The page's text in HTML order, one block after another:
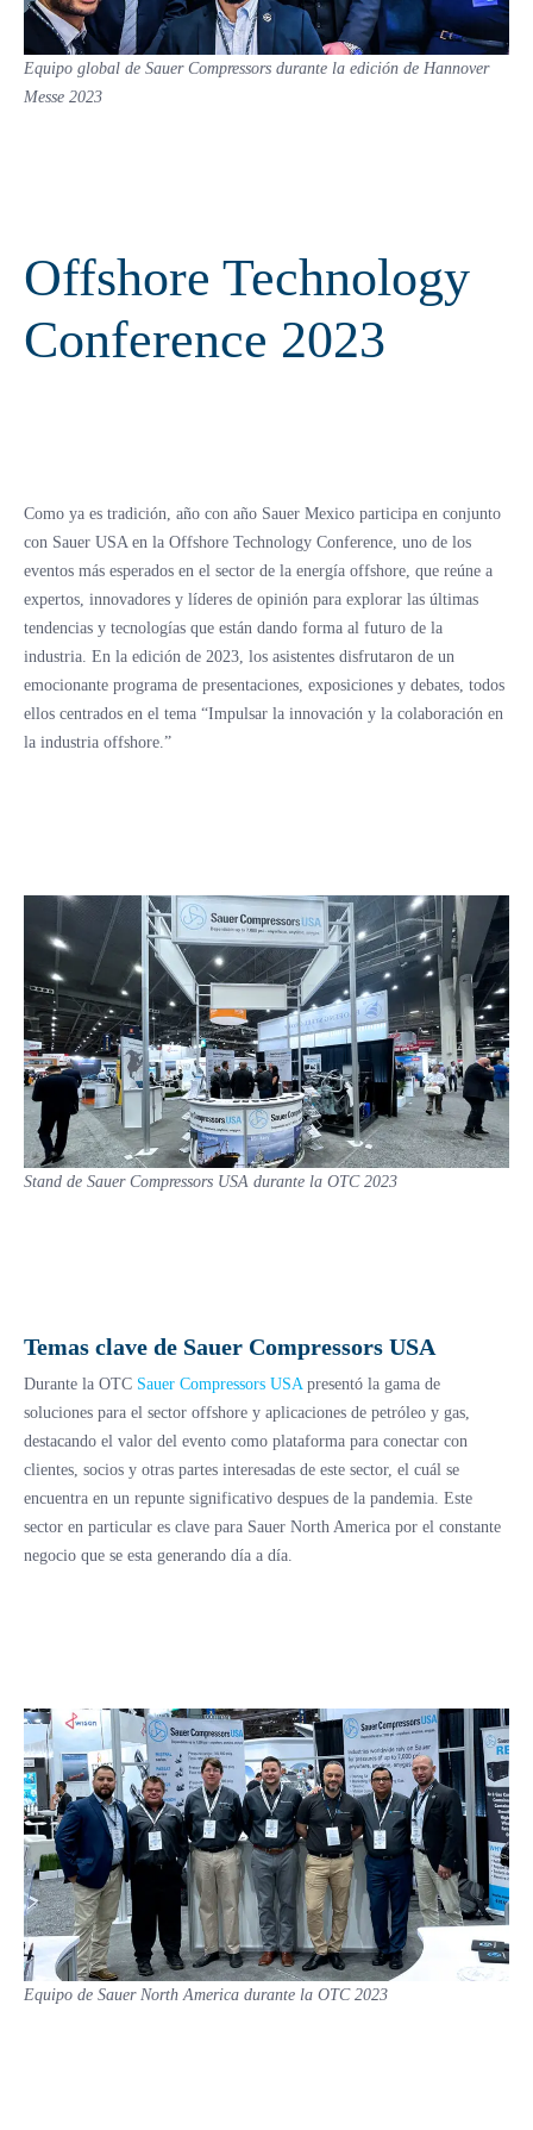
Equipo global de Sauer Compressors durante la edición de Hannover
Messe 2023
Offshore Technology
Conference 2023
Como ya es tradición, año con año Sauer Mexico participa en conjunto
con Sauer USA en la Offshore Technology Conference, uno de los
eventos más esperados en el sector de la energía offshore, que reúne a
expertos, innovadores y líderes de opinión para explorar las últimas
tendencias y tecnologías que están dando forma al futuro de la
industria. En la edición de 2023, los asistentes disfrutaron de un
emocionante programa de presentaciones, exposiciones y debates, todos
ellos centrados en el tema “Impulsar la innovación y la colaboración en
la industria offshore.”
Stand de Sauer Compressors USA durante la OTC 2023
Temas clave de Sauer Compressors USA
Durante la OTC Sauer Compressors USA presentó la gama de
soluciones para el sector offshore y aplicaciones de petróleo y gas,
destacando el valor del evento como plataforma para conectar con
clientes, socios y otras partes interesadas de este sector, el cuál se
encuentra en un repunte significativo despues de la pandemia. Este
sector en particular es clave para Sauer North America por el constante
negocio que se esta generando día a día.
Equipo de Sauer North America durante la OTC 2023